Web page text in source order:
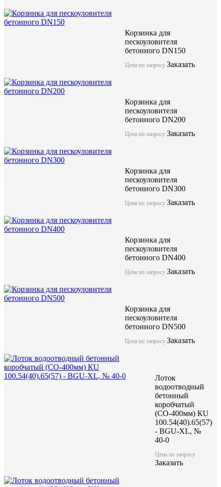
Компания ЖБИ "КубаньСпецБетон" предлагает лоток
решетками (класс нагрузки от А15 до F900) может
нагрузки до F900. Имеет длинну 1000мм и качественные
Данные изделия изготоавливаются по технологии
Лоток водоотводный
Цену уточняйте у менеджера
Корзинка для
пескоуловителя
бетонного DN150
Цена по запросуЗаказать
Корзинка для
пескоуловителя
бетонного DN200
Цена по запросуЗаказать
Корзинка для
пескоуловителя
бетонного DN300
Цена по запросуЗаказать
Корзинка для
пескоуловителя
бетонного DN400
Цена по запросуЗаказать
Корзинка для
пескоуловителя
бетонного DN500
Цена по запросуЗаказать
Лоток
водоотводный
бетонный
коробчатый
(СО-400мм) КU
100.54(40).65(57)
- BGU-XL, №
40-0
Цена по запросу
Заказать